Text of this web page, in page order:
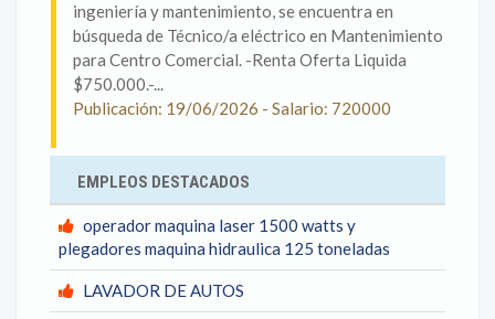
ingeniería y mantenimiento, se encuentra en
búsqueda de Técnico/a eléctrico en Mantenimiento
para Centro Comercial. -Renta Oferta Liquida
$750.000.-...
Publicación: 19/06/2026 - Salario: 720000
EMPLEOS DESTACADOS
operador maquina laser 1500 watts y
plegadores maquina hidraulica 125 toneladas
LAVADOR DE AUTOS